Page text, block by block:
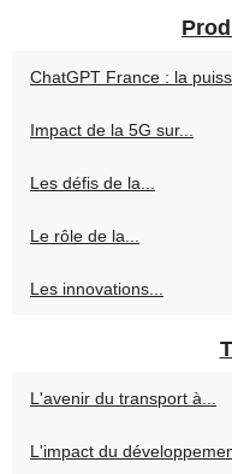
ChatGPT France : la
Impact de la 5G sur...
Les défis de la...
Le rôle de la...
Les innovations...
L'avenir du transport à...
L'impact du